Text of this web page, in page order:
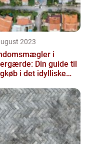
2023
i
Din guide til
i det idylliske